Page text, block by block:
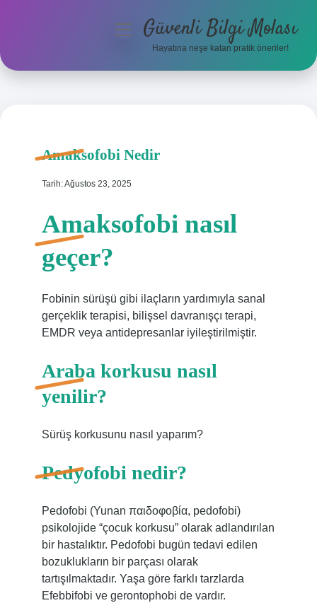
Anasayfa
menüyüGüvenli Bilgi Molası
Hayatına neşe katan pratik öneriler!
Amaksofobi Nedir
Tarih: Ağustos 23, 2025
Amaksofobi nasıl
geçer?
Fobinin sürüşü gibi ilaçların yardımıyla sanal
gerçeklik terapisi, bilişsel davranışçı terapi,
EMDR veya antidepresanlar iyileştirilmiştir.
Araba korkusu nasıl
yenilir?
Sürüş korkusunu nasıl yaparım?
Pedyofobi nedir?
Pedofobi (Yunan παιδοφοβία, pedofobi)
psikolojide “çocuk korkusu” olarak adlandırılan
bir hastalıktır. Pedofobi bugün tedavi edilen
bozuklukların bir parçası olarak
tartışılmaktadır. Yaşa göre farklı tarzlarda
Efebbifobi ve gerontophobi de vardır.